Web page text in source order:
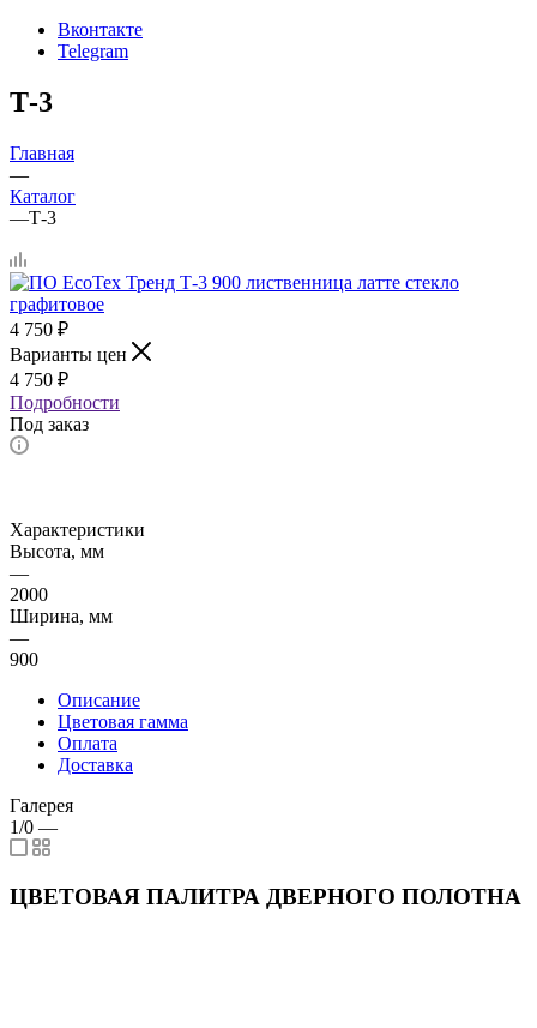
Вконтакте
Telegram
Т-3
Главная
—
Каталог
—Т-3
4 750 ₽
Варианты цен
4 750 ₽
Подробности
Под заказ
Характеристики
Высота, мм
—
2000
Ширина, мм
—
900
Описание
Цветовая гамма
Оплата
Доставка
Галерея
1/0 —
ЦВЕТОВАЯ ПАЛИТРА ДВЕРНОГО ПОЛОТНА